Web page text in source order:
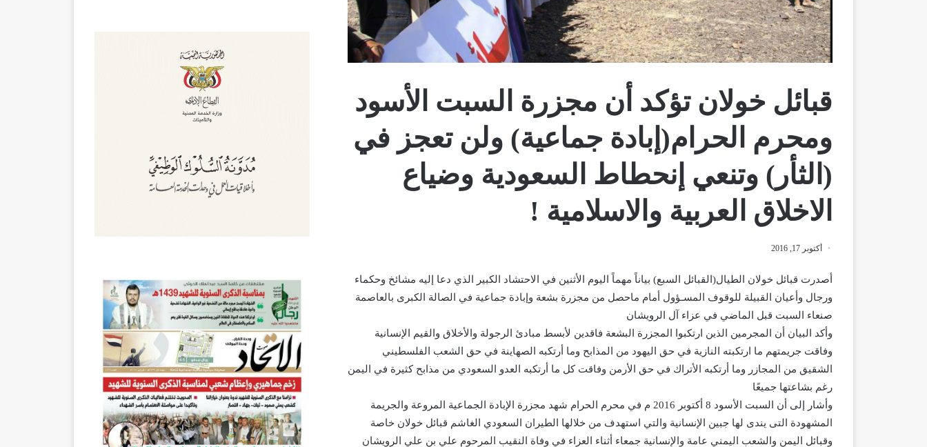
قبائل خولان تؤكد أن مجزرة السبت الأسود
ومحرم الحرام(إبادة جماعية) ولن تعجز في
(الثأر) وتنعي إنحطاط السعودية وضياع
الاخلاق العربية والاسلامية !
أكتوبر 17, 2016
أصدرت قبائل خولان الطيال(القبائل السبع) بياناً مهماً اليوم الأثنين في الاحتشاد الكبير الذي دعا إليه مشائخ وحكماء
ورجال وأعيان القبيلة للوقوف المسـؤول أمام ماحصل من مجزرة بشعة وإبادة جماعية في الصالة الكبرى بالعاصمة
صنعاء السبت قبل الماضي في عزاء آل الرويشان
وأكد البيان أن المجرمين الذين ارتكبوا المجزرة البشعة فاقدين لأبسط مبادئ الرجولة والأخلاق والقيم الإنسانية
وفاقت جريمتهم ما ارتكبته النازية في حق اليهود من المذابح وما أرتكبه الصهاينة في حق الشعب الفلسطيني
الشقيق من المجازر وما أرتكبه الأتراك في حق الأرمن وفاقت كل ما أرتكبه العدو السعودي من مذابح كثيرة في اليمن
رغم بشاعتها جميعًا
وأشار إلى أن السبت الأسود 8 أكتوبر 2016 م في محرم الحرام شهد مجزرة الإبادة الجماعية المروعة والجريمة
المشهودة التى يندى لها جبين الإنسانية والتي استهدف من خلالها الطيران السعودي الغاشم قبائل خولان خاصة
وقبائل اليمن والشعب اليمني عامة والإنسانية جمعاء أثناء العزاء في وفاة النقيب المرحوم علي بن علي الرويشان